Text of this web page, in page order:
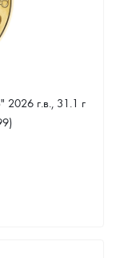
2026 г.в., 31.1 г